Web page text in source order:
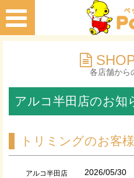
各店舗から
アルコ半田店のお知
トリミングのお客
アルコ半田店 2026/05/30